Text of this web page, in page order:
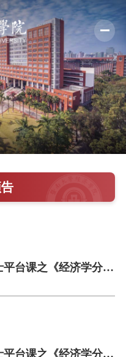
台课之《经济学分
台课之《经济学分